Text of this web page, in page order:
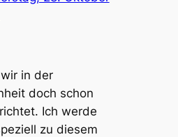
in der
doch schon
Ich werde
zu diesem